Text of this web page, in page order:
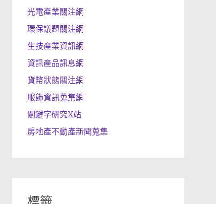
光電產業關注網
環保議題關注網
生技產業資訊網
資訊產品訊息網
貨幣狀態關注網
服飾資訊蒐集網
關鍵字研究X站
房地產不動產新聞蒐集